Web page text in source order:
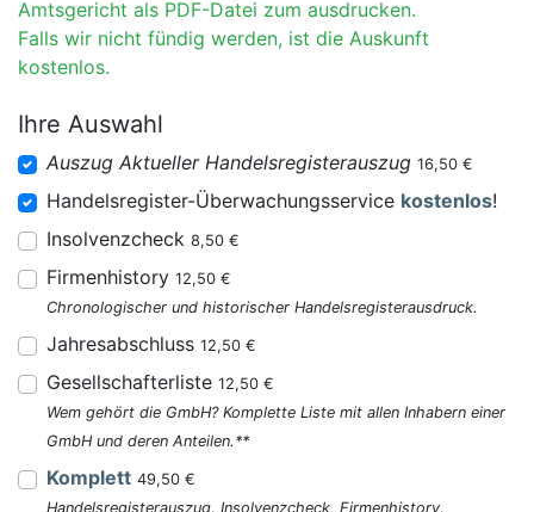
Amtsgericht als PDF-Datei zum ausdrucken.
Falls wir nicht fündig werden, ist die Auskunft
kostenlos.
Ihre Auswahl
Auszug Aktueller Handelsregisterauszug 16,50 €
Handelsregister-Überwachungsservice kostenlos!
Insolvenzcheck 8,50 €
Firmenhistory 12,50 €
Chronologischer und historischer Handelsregisterausdruck.
Jahresabschluss 12,50 €
Gesellschafterliste 12,50 €
Wem gehört die GmbH? Komplette Liste mit allen Inhabern einer
GmbH und deren Anteilen.**
Komplett 49,50 €
Handelsregisterauszug, Insolvenzcheck, Firmenhistory,